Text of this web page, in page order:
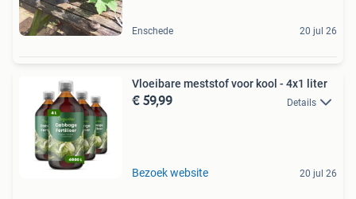
Enschede 20 jul 26
Vloeibare meststof voor kool - 4x1 liter
€ 59,99 Details
Bezoek website 20 jul 26